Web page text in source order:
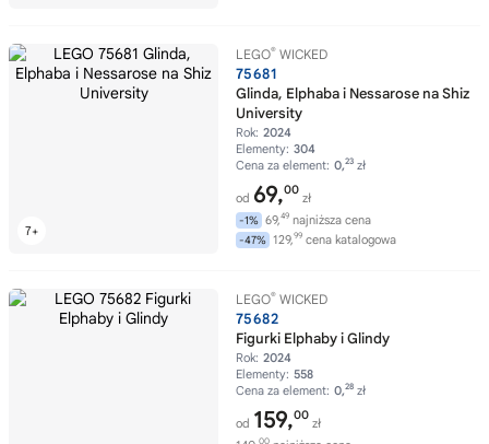
LEGO® WICKED
75681
Glinda, Elphaba i Nessarose na Shiz
University
Rok: 2024
Elementy: 304
Cena za element: 0,23 zł
od 69,00
zł
-1% 69,49 najniższa cena
-47% 129,99 cena katalogowa
LEGO® WICKED
75682
Figurki Elphaby i Glindy
Rok: 2024
Elementy: 558
Cena za element: 0,28 zł
od 159,00
zł
00